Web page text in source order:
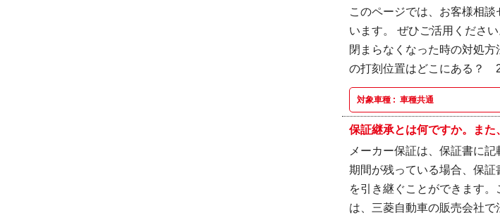
このページでは、お客様相
います。 ぜひご活用くださ
閉まらなくなった時の対処
の打刻位置はどこにある
対象車種 : 車種共通
保証継承とは何ですか。ま
メーカー保証は、保証書に
期間が残っている場合、保
を引き継ぐことができます。
は、三菱自動車の販売会社で